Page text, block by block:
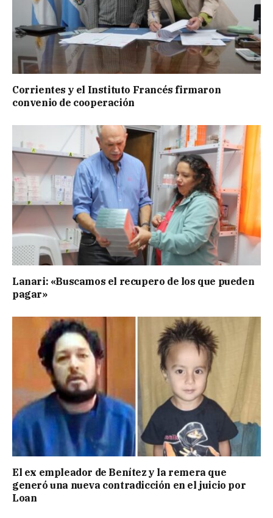
Corrientes y el Instituto Francés firmaron
convenio de cooperación
Lanari: «Buscamos el recupero de los que pueden
pagar»
El ex empleador de Benítez y la remera que
generó una nueva contradicción en el juicio por
Loan